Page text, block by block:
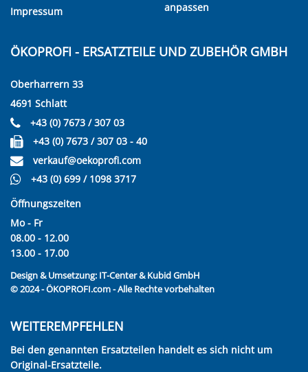
Impressum
anpassen
ÖKOPROFI - ERSATZTEILE UND ZUBEHÖR GMBH
Oberharrern 33
4691 Schlatt
+43 (0) 7673 / 307 03
+43 (0) 7673 / 307 03 - 40
verkauf@oekoprofi.com
+43 (0) 699 / 1098 3717
Öffnungszeiten
Mo - Fr
08.00 - 12.00
13.00 - 17.00
Design & Umsetzung: IT-Center & Kubid GmbH
© 2024 - ÖKOPROFI.com - Alle Rechte vorbehalten
WEITEREMPFEHLEN
Bei den genannten Ersatzteilen handelt es sich nicht um
Original-Ersatzteile.